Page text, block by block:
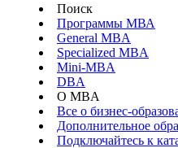
Поиск
Программы МВА
General MBA
Specialized MBA
Mini-MBA
DBA
О MBA
Все о бизнес-
Дополнительное
Подключайтесь к